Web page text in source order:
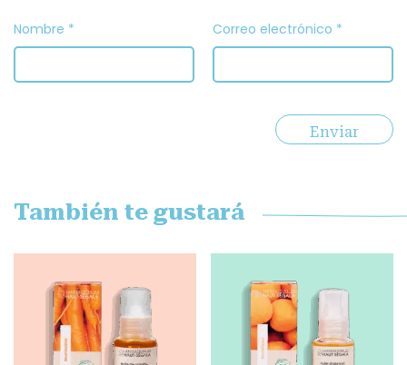
Nombre * Correo electrónico *
También te gustará